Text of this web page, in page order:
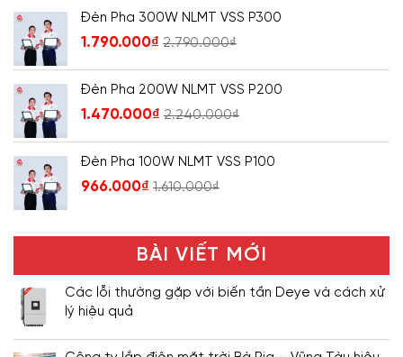
Đèn Pha 300W NLMT VSS P300
1.790.000₫ 2.790.000₫
Đèn Pha 200W NLMT VSS P200
1.470.000₫ 2.240.000₫
Đèn Pha 100W NLMT VSS P100
966.000₫ 1.610.000₫
BÀI VIẾT MỚI
Các lỗi thường gặp với biến tần Deye và cách xử
lý hiệu quả